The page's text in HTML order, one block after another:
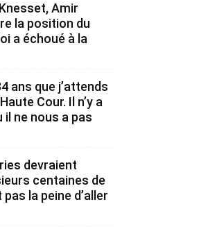
Amir
la position du
a échoué à la
ans que j’attends
Cour. Il n’y a
il ne nous a pas
devraient
centaines de
pas la peine d’aller